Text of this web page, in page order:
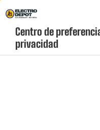
Menú
Centro de
privacidad